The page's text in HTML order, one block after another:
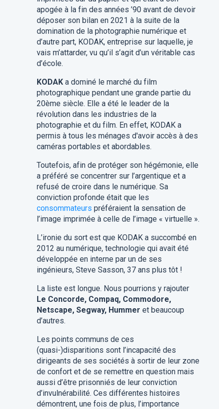
apogée à la fin des années ’90 avant de devoir
déposer son bilan en 2021 à la suite de la
domination de la photographie numérique et
d’autre part, KODAK, entreprise sur laquelle, je
vais m’attarder, vu qu’il s’agit d’un véritable cas
d’école.
KODAKa dominé le marché du film
photographique pendant une grande partie du
20ème siècle. Elle a été le leader de la
révolution dans les industries de la
photographie et du film. En effet, KODAK a
permis à tous les ménages d'avoir accès à des
caméras portables et abordables.
Toutefois, afin de protéger son hégémonie, elle
a préféré se concentrer sur l’argentique et a
refusé de croire dans le numérique. Sa
conviction profonde était que les
consommateurs préféraient la sensation de
l’image imprimée à celle de l’image « virtuelle ».
L’ironie du sort est que KODAK a succombé en
2012 au numérique, technologie qui avait été
développée en interne par un de ses
ingénieurs, Steve Sasson, 37 ans plus tôt !
La liste est longue. Nous pourrions y rajouter
Le Concorde, Compaq, Commodore,
Netscape, Segway, Hummer et beaucoup
d’autres.
Les points communs de ces
(quasi-)disparitions sont l’incapacité des
dirigeants de ses sociétés à sortir de leur zone
de confort et de se remettre en question mais
aussi d’être prisonniés de leur conviction
d’invulnérabilité. Ces différentes histoires
démontrent, une fois de plus, l’importance